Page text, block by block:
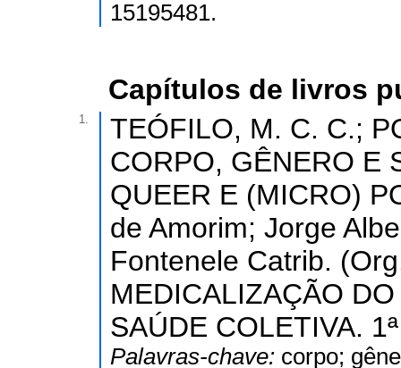
15195481.
Capítulos de livros
1.
TEÓFILO, M. C. C.;
CORPO, GÊNERO E
QUEER E (MICRO)
de Amorim; Jorge
Fontenele Catrib.
MEDICALIZAÇÃO
SAÚDE COLETIVA.
Palavras-chave: corpo;